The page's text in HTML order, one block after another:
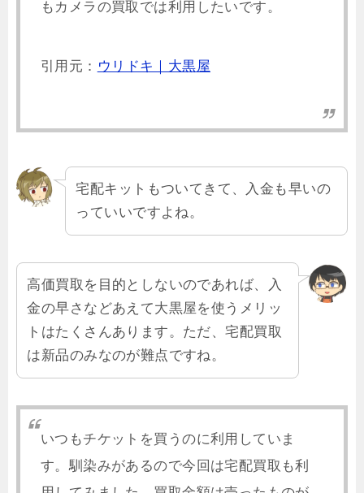
もカメラの買取では利用したいです。
引用元： ウリドキ｜大黒屋
宅配キットもついてきて、入金も早いの
っていいですよね。
高価買取を目的としないのであれば、入
金の早さなどあえて大黒屋を使うメリッ
トはたくさんあります。ただ、宅配買取
は新品のみなのが難点ですね。
いつもチケットを買うのに利用していま
す。馴染みがあるので今回は宅配買取も利